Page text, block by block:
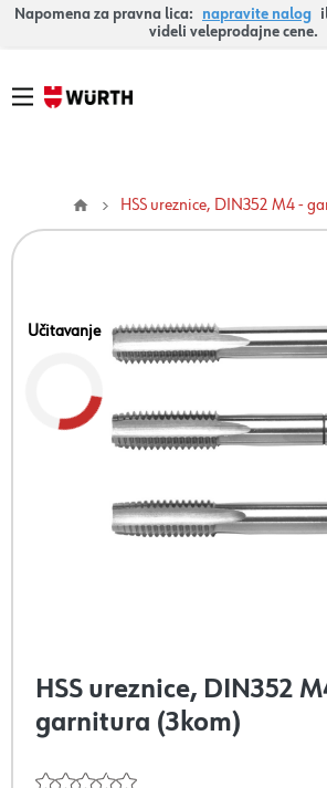
Napomena za pravna lica: napravite nalog
videli veleprodajne cene.
HSS ureznice, DIN352 M4 -
Učitavanje
HSS ureznice, DIN352
garnitura (3kom)